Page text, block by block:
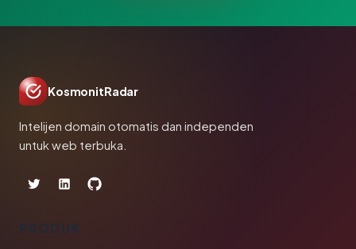
KosmonitRadar
Intelijen domain otomatis dan independen
untuk web terbuka.
PRODUK